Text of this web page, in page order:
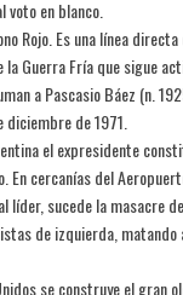
voto en blanco.
Rojo. Es una línea
Guerra Fría que sigue
a Pascasio Báez (n.
de 1971.
el expresidente
En cercanías del
líder, sucede la masacre
de izquierda, matando
se construye el gran